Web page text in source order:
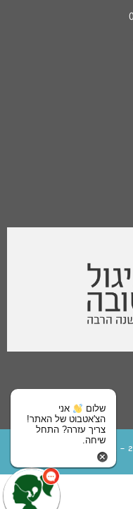
שלום
אני
הצ'אטבוט של האתר!
צריך עזרה? התחל
שיחה.